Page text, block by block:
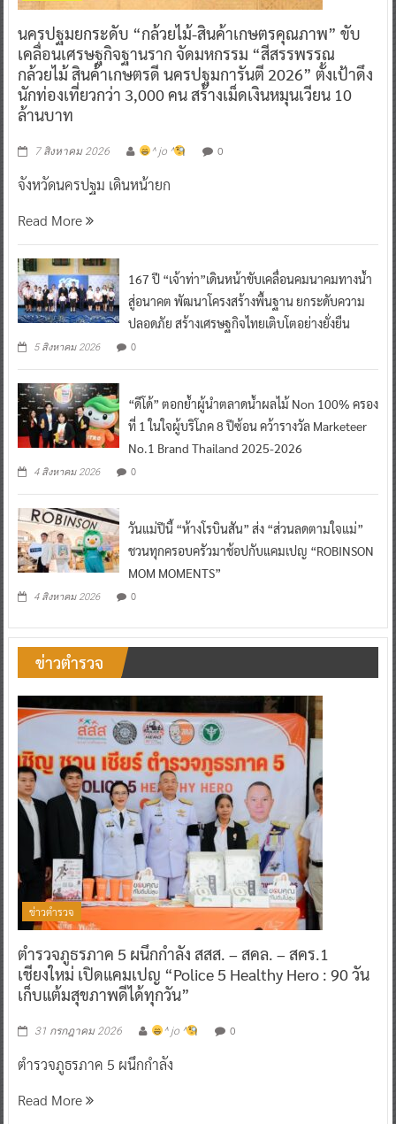
นครปฐมยกระดับ “กล้วยไม้-สินค้าเกษตรคุณภาพ” ขับ
เคลื่อนเศรษฐกิจฐานราก จัดมหกรรม “สีสรรพรรณ
กล้วยไม้ สินค้าเกษตรดี นครปฐมการันตี 2026” ตั้งเป้าดึง
นักท่องเที่ยวกว่า 3,000 คน สร้างเม็ดเงินหมุนเวียน 10
ล้านบาท
7 สิงหาคม 2026 ^ jo ^ 0
จังหวัดนครปฐม เดินหน้ายก
Read More
167 ปี “เจ้าท่า”เดินหน้าขับเคลื่อนคมนาคมทางน้ำ
สู่อนาคต พัฒนาโครงสร้างพื้นฐาน ยกระดับความ
ปลอดภัย สร้างเศรษฐกิจไทยเติบโตอย่างยั่งยืน
5 สิงหาคม 2026 0
“ดีโด้” ตอกย้ำผู้นำตลาดน้ำผลไม้ Non 100% ครอง
ที่ 1 ในใจผู้บริโภค 8 ปีซ้อน คว้ารางวัล Marketeer
No.1 Brand Thailand 2025-2026
4 สิงหาคม 2026 0
วันแม่ปีนี้ “ห้างโรบินสัน” ส่ง “ส่วนลดตามใจแม่”
ชวนทุกครอบครัวมาช้อปกับแคมเปญ “ROBINSON
MOM MOMENTS”
4 สิงหาคม 2026 0
ข่าวตำรวจ
ข่าวตำรวจ
ตำรวจภูธรภาค 5 ผนึกกำลัง สสส. – สคล. – สคร.1
เชียงใหม่ เปิดแคมเปญ “Police 5 Healthy Hero : 90 วัน
เก็บแต้มสุขภาพดีได้ทุกวัน”
31 กรกฎาคม 2026 ^ jo ^ 0
ตำรวจภูธรภาค 5 ผนึกกำลัง
Read More